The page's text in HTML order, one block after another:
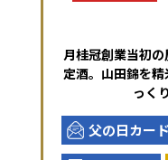
月桂冠創業当初
定酒。山田錦を
っく
父の日カード